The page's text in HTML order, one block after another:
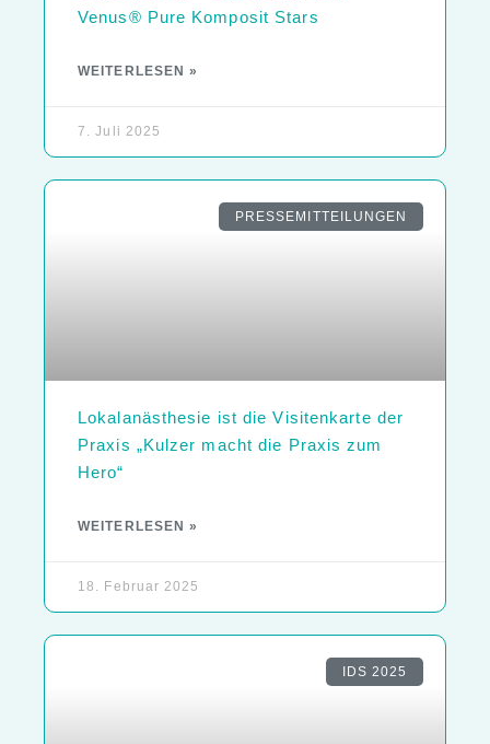
Venus® Pure Komposit Stars
WEITERLESEN »
7. Juli 2025
PRESSEMITTEILUNGEN
Lokalanästhesie ist die Visitenkarte der
Praxis „Kulzer macht die Praxis zum
Hero“
WEITERLESEN »
18. Februar 2025
IDS 2025